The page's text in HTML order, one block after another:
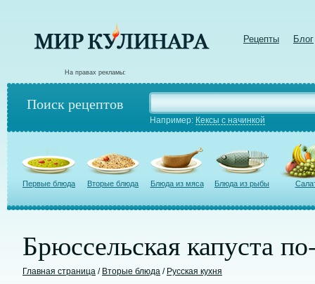
Рецепты Блог
На правах рекламы:
Поиск рецептов
Например: Кексы с начинкой
Первые блюда Вторые блюда Блюда из мяса Блюда из рыбы
Брюссельская капуста
Главная страница / Вторые блюда / Русская кухня